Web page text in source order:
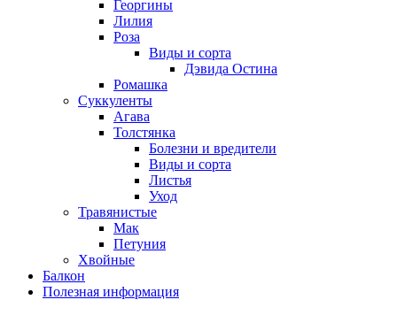
Георгины
Лилия
Роза
Виды и сорта
Дэвида Остина
Ромашка
Суккуленты
Агава
Толстянка
Болезни и вредители
Виды и сорта
Листья
Уход
Травянистые
Мак
Петуния
Хвойные
Балкон
Полезная информация